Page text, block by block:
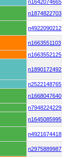
n1642074665
n1874822703
n4922090212
n1663551103
n1663552125
n1890172492
n2522148765
n1668047640
n7948224229
n1645085995
n4921674418
n2975889987